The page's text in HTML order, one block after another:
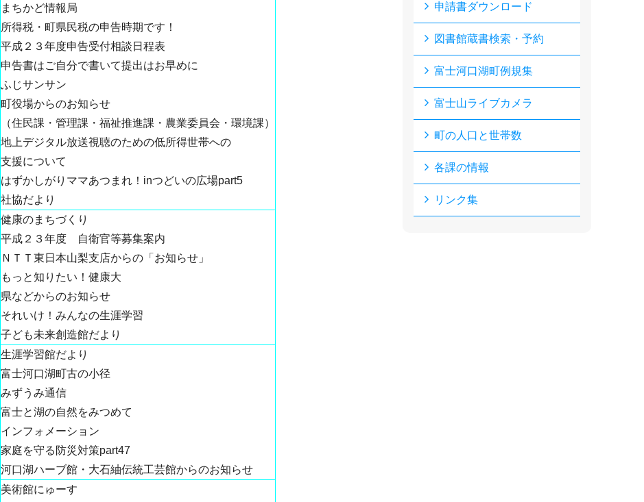
まちかど情報局
所得税・町県民税の申告時期です！
平成２３年度申告受付相談日程表
申告書はご自分で書いて提出はお早めに
ふじサンサン
町役場からのお知らせ
（住民課・管理課・福祉推進課・農業委員会・環境課）
地上デジタル放送視聴のための低所得世帯への
支援について
はずかしがりママあつまれ！inつどいの広場part5
社協だより
健康のまちづくり
平成２３年度 自衛官等募集案内
ＮＴＴ東日本山梨支店からの「お知らせ」
もっと知りたい！健康大
県などからのお知らせ
それいけ！みんなの生涯学習
子ども未来創造館だより
生涯学習館だより
富士河口湖町古の小径
みずうみ通信
富士と湖の自然をみつめて
インフォメーション
家庭を守る防災対策part47
河口湖ハーブ館・大石紬伝統工芸館からのお知らせ
美術館にゅーす
申請書ダウンロード
図書館蔵書検索・予約
富士河口湖町例規集
富士山ライブカメラ
町の人口と世帯数
各課の情報
リンク集